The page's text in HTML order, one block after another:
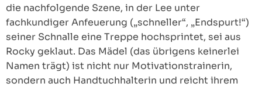
die nachfolgende Szene, in der Lee unter
fachkundiger Anfeuerung („schneller“, „Endspurt!“)
seiner Schnalle eine Treppe hochsprintet, sei aus
Rocky geklaut. Das Mädel (das übrigens keinerlei
Namen trägt) ist nicht nur Motivationstrainerin,
sondern auch Handtuchhalterin und reicht ihrem